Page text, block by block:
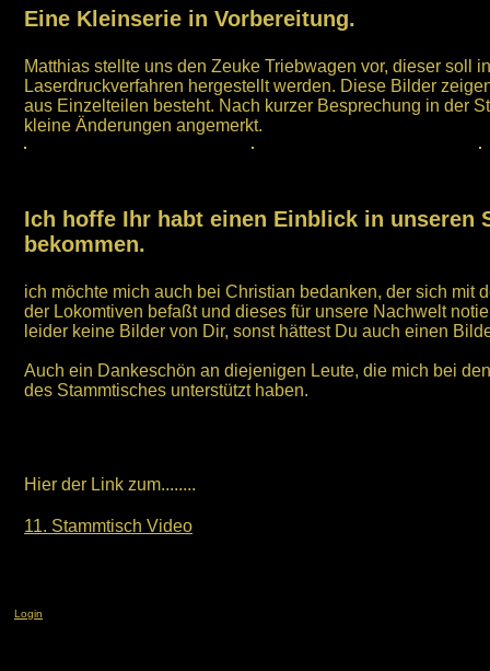
Eine Kleinserie in Vorbereitung.
Matthias stellte uns den Zeuke Triebwagen vor, dieser soll
Laserdruckverfahren hergestellt werden. Diese Bilder
aus Einzelteilen besteht. Nach kurzer Besprechung in der
kleine Änderungen angemerkt.
Ich hoffe Ihr habt einen Einblick in unseren
bekommen.
ich möchte mich auch bei Christian bedanken, der sich mit
der Lokomtiven befaßt und dieses für unsere Nachwelt
leider keine Bilder von Dir, sonst hättest Du auch einen
Auch ein Dankeschön an diejenigen Leute, die mich bei
des Stammtisches unterstützt haben.
Hier der Link zum........
11. Stammtisch Video
Login